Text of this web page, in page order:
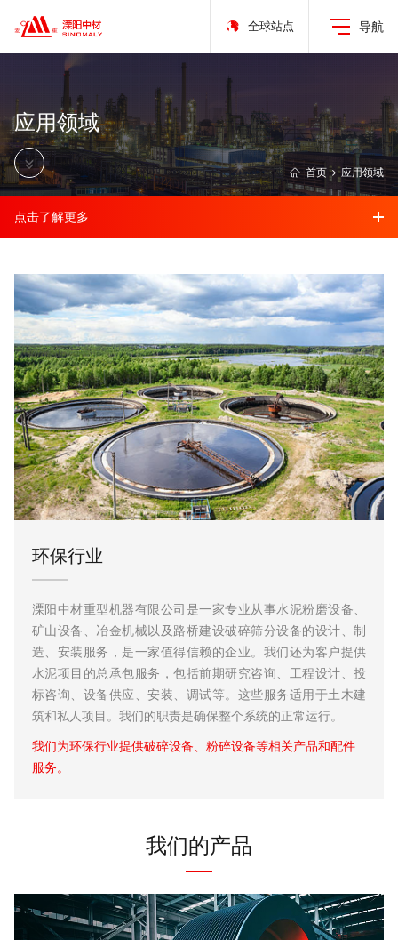
全球站点 导航
业园区滨河路11号
应用领域
首页 应用领域
点击了解更多
环保行业
溧阳中材重型机器有限公司是一家专业从事水泥粉磨设备、
矿山设备、冶金机械以及路桥建设破碎筛分设备的设计、制
造、安装服务，是一家值得信赖的企业。我们还为客户提供
水泥项目的总承包服务，包括前期研究咨询、工程设计、投
标咨询、设备供应、安装、调试等。这些服务适用于土木建
筑和私人项目。我们的职责是确保整个系统的正常运行。
我们为环保行业提供破碎设备、粉碎设备等相关产品和配件
服务。
我们的产品